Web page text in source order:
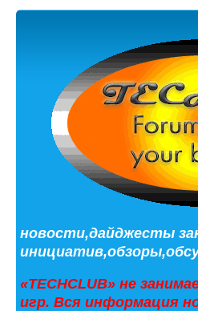
новости,дайджесты
«TECHCLUB» не
игр. Вся информация